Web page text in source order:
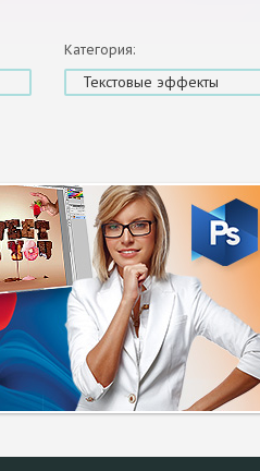
Категория:
Текстовые эффекты